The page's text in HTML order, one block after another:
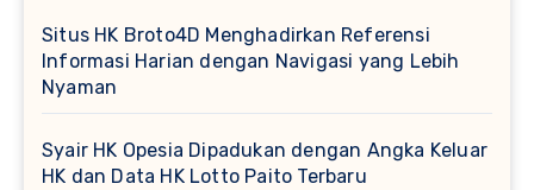
Situs HK Broto4D Menghadirkan Referensi
Informasi Harian dengan Navigasi yang Lebih
Nyaman
Syair HK Opesia Dipadukan dengan Angka Keluar
HK dan Data HK Lotto Paito Terbaru